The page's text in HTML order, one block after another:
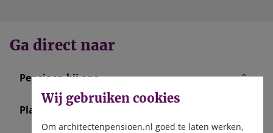
Ga direct naar
Pensioen bij ons
Plan uw pensioen
Wij gebruiken cookies
Om architectenpensioen.nl goed te laten werken,